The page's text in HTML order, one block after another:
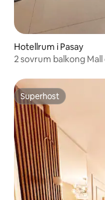
Hotellrum i Pasay
2 sovrum balkong
Superhost
Superhost